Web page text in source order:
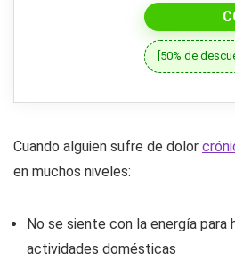
[50% de
Cuando alguien sufre de dolor
en muchos niveles:
No se siente con la energía para
actividades domésticas